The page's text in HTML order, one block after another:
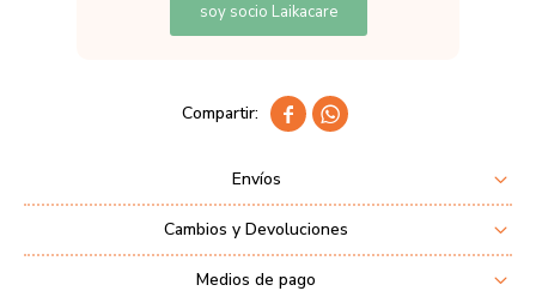
soy socio Laikacare
 
Envíos
Cambios y Devoluciones
Medios de pago